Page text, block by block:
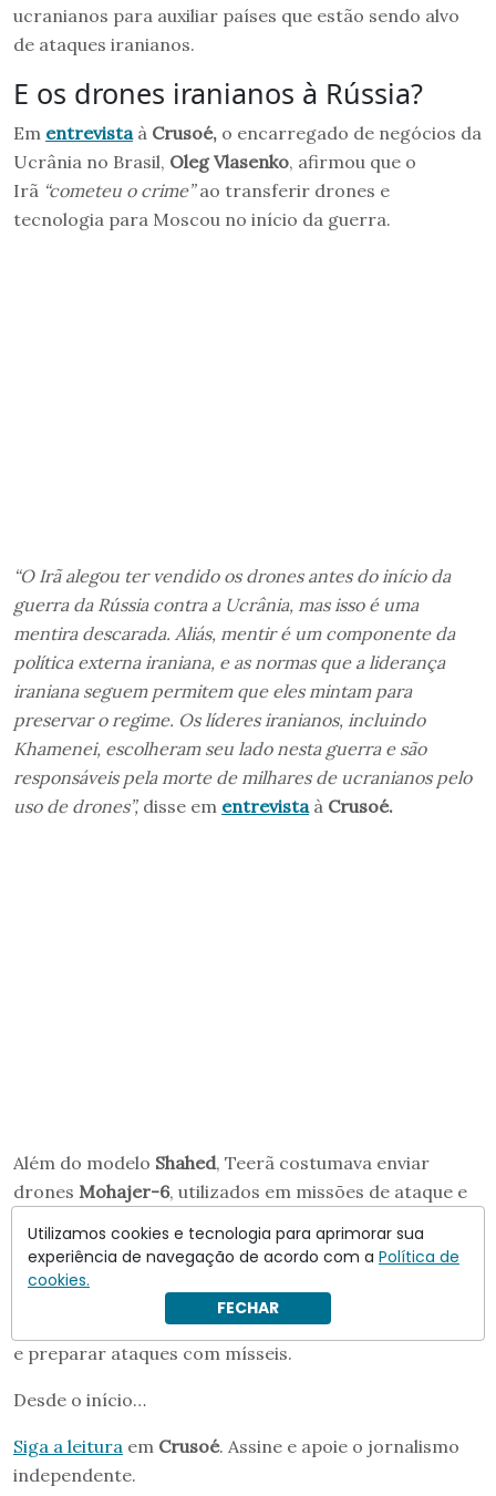
ucranianos para auxiliar países que estão sendo alvo
de ataques iranianos.
E os drones iranianos à Rússia?
Em entrevistaà Crusoé, o encarregado de negócios da
Ucrânia no Brasil, Oleg Vlasenko, afirmou que o
Irã “cometeu o crime”ao transferir drones e
tecnologia para Moscou no início da guerra.
“O Irã alegou ter vendido os drones antes do início da
guerra da Rússia contra a Ucrânia, mas isso é uma
mentira descarada. Aliás, mentir é um componente da
política externa iraniana, e as normas que a liderança
iraniana seguem permitem que eles mintam para
preservar o regime. Os líderes iranianos, incluindo
Khamenei, escolheram seu lado nesta guerra e são
responsáveis ​​pela morte de milhares de ucranianos pelo
uso de drones”, disse em entrevistaà Crusoé.
Além do modelo Shahed, Teerã costumava enviar
drones Mohajer-6, utilizados em missões de ataque e
Esses equipamentos custam entreUS$ 20 mil e US$ 70
e são empregados para destruir
infraestrutura energética, sobrecarregar defesa aérea
e preparar ataques com mísseis.
Desde o início…
Siga a leitura em Crusoé. Assine e apoie o jornalismo
independente.
Utilizamos cookies e tecnologia para aprimorar sua
experiência de navegação de acordo com a Política de
cookies.
FECHAR